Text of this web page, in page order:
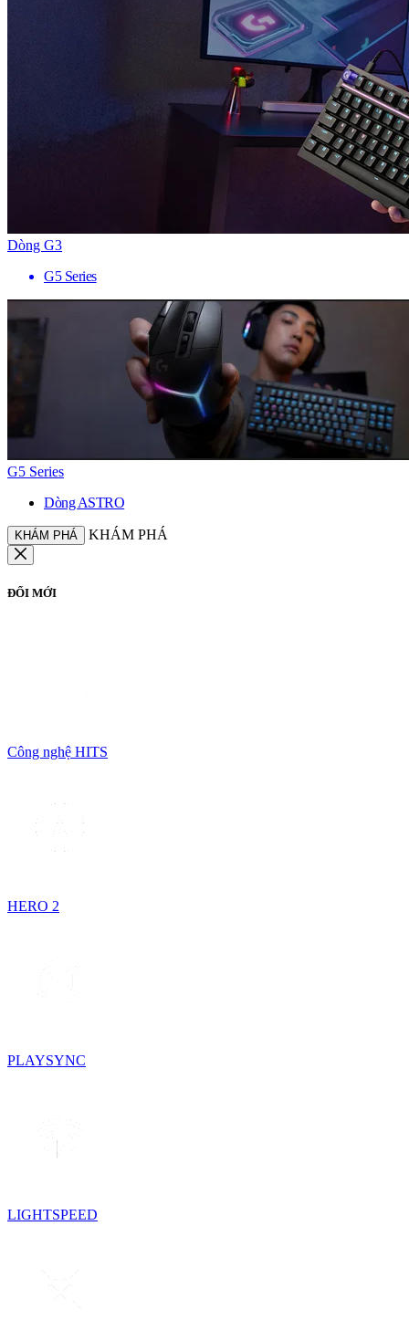
Dòng G3
G5 Series
G5 Series
Dòng ASTRO
KHÁM PHÁ KHÁM PHÁ
ĐỔI MỚI
Công nghệ HITS
HERO 2
PLAYSYNC
LIGHTSPEED